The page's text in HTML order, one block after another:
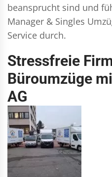
beansprucht sind und
Manager & Singles
Service durch.
Stressfreie
Büroumzüge
AG